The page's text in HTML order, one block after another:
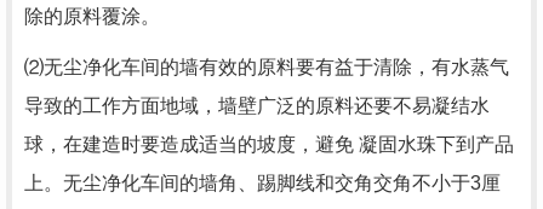
除的原料覆涂。
⑵无尘净化车间的墙有效的原料要有益于清除，有水蒸气
导致的工作方面地域，墙壁广泛的原料还要不易凝结水
球，在建造时要造成适当的坡度，避免 凝固水珠下到产品
上。无尘净化车间的墙角、踢脚线和交角交角不小于3厘